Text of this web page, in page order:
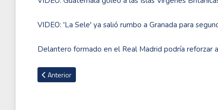
VIDEO: 'La Sele' ya salió rumbo a Granada para
Delantero formado en el Real Madrid podría reforzar
Artículo anterior: Trinidad y Tobago vapuleó a Bahamas
Anterior